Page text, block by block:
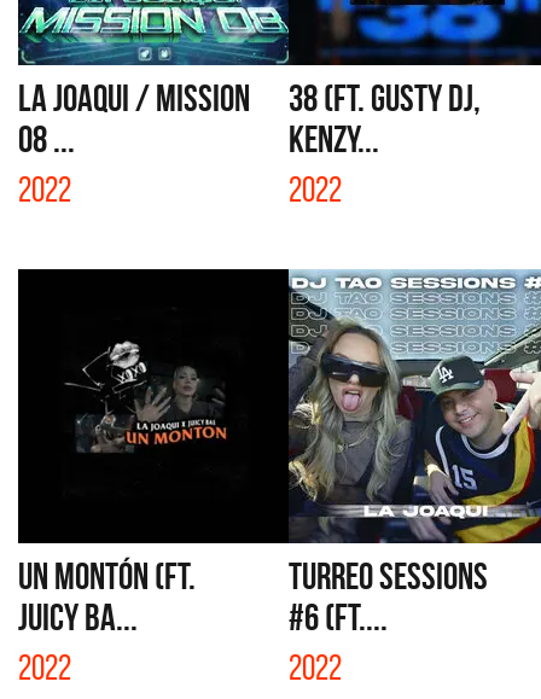
LA JOAQUI / MISSION
08 ...
2022
38 (FT. GUSTY DJ,
KENZY...
2022
UN MONTÓN (FT.
JUICY BA...
2022
TURREO SESSIONS
#6 (FT....
2022